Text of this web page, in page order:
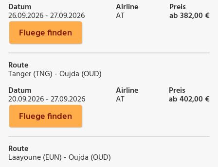
Datum
26.09.2026 - 27.09.2026
Airline
AT
Preis
ab 382,00 €
Fluege finden
Route
Tanger (TNG) - Oujda (OUD)
Datum
20.09.2026 - 27.09.2026
Airline
AT
Preis
ab 402,00 €
Fluege finden
Route
Laayoune (EUN) - Oujda (OUD)